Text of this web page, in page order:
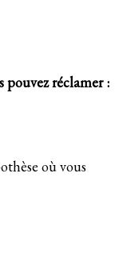
pouvez réclamer :
où vous